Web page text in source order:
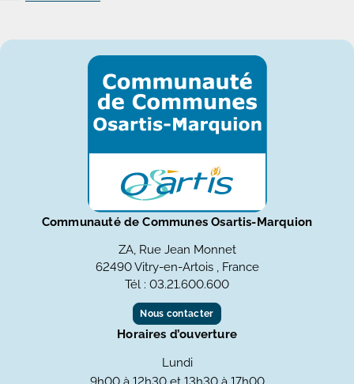
Communauté de Communes Osartis-Marquion
ZA, Rue Jean Monnet
62490 Vitry-en-Artois , France
Tél : 03.21.600.600
Nous contacter
Horaires d’ouverture
Lundi